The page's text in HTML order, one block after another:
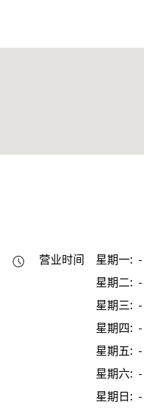
营业时间
星期一: -
星期二: -
星期三: -
星期四: -
星期五: -
星期六: -
星期日: -